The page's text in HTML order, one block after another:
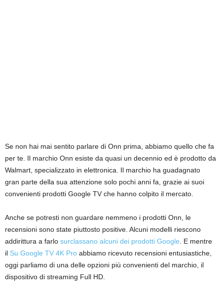
Se non hai mai sentito parlare di Onn prima, abbiamo quello che fa
per te. Il marchio Onn esiste da quasi un decennio ed è prodotto da
Walmart, specializzato in elettronica. Il marchio ha guadagnato
gran parte della sua attenzione solo pochi anni fa, grazie ai suoi
convenienti prodotti Google TV che hanno colpito il mercato.
Anche se potresti non guardare nemmeno i prodotti Onn, le
recensioni sono state piuttosto positive. Alcuni modelli riescono
addirittura a farlo surclassano alcuni dei prodotti Google. E mentre
il Su Google TV 4K Pro abbiamo ricevuto recensioni entusiastiche,
oggi parliamo di una delle opzioni più convenienti del marchio, il
dispositivo di streaming Full HD.